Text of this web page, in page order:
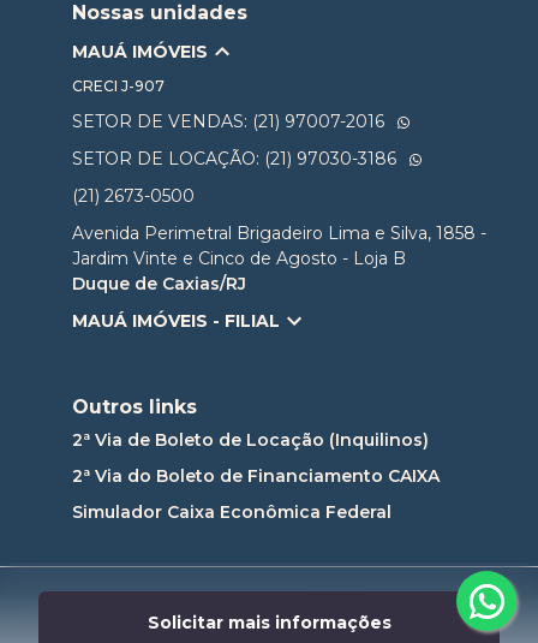
Solicitar mais informações
Nossas unidades
MAUÁ IMÓVEIS
CRECI J-907
SETOR DE VENDAS: (21) 97007-2016
SETOR DE LOCAÇÃO: (21) 97030-3186
(21) 2673-0500
Avenida Perimetral Brigadeiro Lima e Silva, 1858 -
Jardim Vinte e Cinco de Agosto - Loja B
Duque de Caxias/RJ
MAUÁ IMÓVEIS - FILIAL
Outros links
2ª Via de Boleto de Locação (Inquilinos)
2ª Via do Boleto de Financiamento CAIXA
Simulador Caixa Econômica Federal
Desenvolvido por